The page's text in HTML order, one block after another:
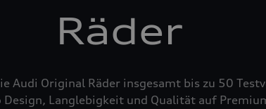
Räder
Original Räder insgesamt bis zu 50
Langlebigkeit und Qualität auf